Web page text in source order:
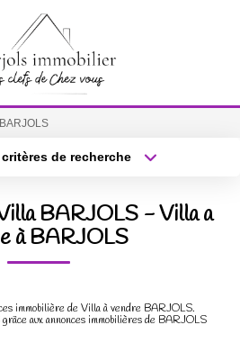
ACCUEIL
ÉQUIPE
BARJOLS
de recherche
Budget max
BARJOLS - Villa a
à BARJOLS
immobilière de Villa à vendre BARJOLS.
aux annonces immobilières de BARJOLS